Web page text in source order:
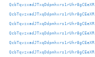
QcbTqvzxadJTxqDdpmhxrs1rUhr8gCEeXR
QcbTqvzxadJTxqDdpmhxrs1rUhr8gCEeXR
QcbTqvzxadJTxqDdpmhxrs1rUhr8gCEeXR
QcbTqvzxadJTxqDdpmhxrs1rUhr8gCEeXR
QcbTqvzxadJTxqDdpmhxrs1rUhr8gCEeXR
QcbTqvzxadJTxqDdpmhxrs1rUhr8gCEeXR